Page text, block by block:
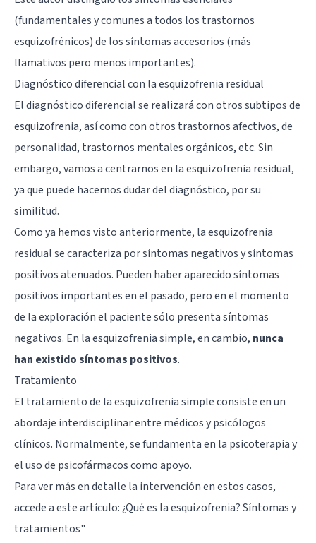
(fundamentales y comunes a todos los trastornos
esquizofrénicos) de los síntomas accesorios (más
llamativos pero menos importantes).
Diagnóstico diferencial con la esquizofrenia residual
El diagnóstico diferencial se realizará con otros subtipos de
esquizofrenia, así como con otros trastornos afectivos, de
personalidad, trastornos mentales orgánicos, etc. Sin
embargo, vamos a centrarnos en la esquizofrenia residual,
ya que puede hacernos dudar del diagnóstico, por su
similitud.
Como ya hemos visto anteriormente, la esquizofrenia
residual se caracteriza por síntomas negativos y síntomas
positivos atenuados. Pueden haber aparecido síntomas
positivos importantes en el pasado, pero en el momento
de la exploración el paciente sólo presenta síntomas
negativos. En la esquizofrenia simple, en cambio, nunca
han existido síntomas positivos.
Tratamiento
El tratamiento de la esquizofrenia simple consiste en un
abordaje interdisciplinar entre médicos y psicólogos
clínicos. Normalmente, se fundamenta en la psicoterapia y
el uso de psicofármacos como apoyo.
Para ver más en detalle la intervención en estos casos,
accede a este artículo:¿Qué es la esquizofrenia? Síntomas y
tratamientos"